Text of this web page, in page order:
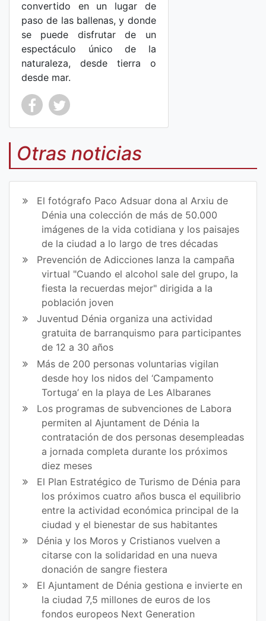
convertido en un lugar de
paso de las ballenas, y donde
se puede disfrutar de un
espectáculo único de la
naturaleza, desde tierra o
desde mar.
Co
mp
art
en
Fa
ce
bo
ok
Co
mp
art
ir
en
Tw
itt
er
Otras noticias
El fotógrafo Paco Adsuar dona al Arxiu de
Dénia una colección de más de 50.000
imágenes de la vida cotidiana y los paisajes
de la ciudad a lo largo de tres décadas
Prevención de Adicciones lanza la campaña
virtual "Cuando el alcohol sale del grupo, la
fiesta la recuerdas mejor" dirigida a la
población joven
Juventud Dénia organiza una actividad
gratuita de barranquismo para participantes
de 12 a 30 años
Más de 200 personas voluntarias vigilan
desde hoy los nidos del ‘Campamento
Tortuga’ en la playa de Les Albaranes
Los programas de subvenciones de Labora
permiten al Ajuntament de Dénia la
contratación de dos personas desempleadas
a jornada completa durante los próximos
diez meses
El Plan Estratégico de Turismo de Dénia para
los próximos cuatro años busca el equilibrio
entre la actividad económica principal de la
ciudad y el bienestar de sus habitantes
Dénia y los Moros y Cristianos vuelven a
citarse con la solidaridad en una nueva
donación de sangre fiestera
El Ajuntament de Dénia gestiona e invierte en
la ciudad 7,5 millones de euros de los
fondos europeos Next Generation